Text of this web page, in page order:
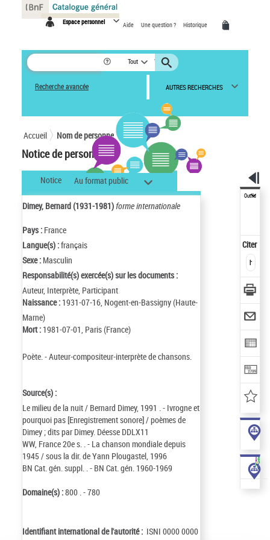
Espace personnel Aide Une question ? Historique
Tout
Recherche avancée AUTRES RECHERCHES
Accueil Nom de personne
Notice de personne
Notice Au format public
Dimey, Bernard (1931-1981)forme internationale
Pays : France
Langue(s) :français
Sexe : Masculin
Responsabilité(s) exercée(s) sur les documents :
Auteur, Interprète, Participant
Naissance : 1931-07-16, Nogent-en-Bassigny (Haute-
Marne)
Mort : 1981-07-01, Paris (France)
Poète. - Auteur-compositeur-interprète de chansons.
Source(s) :
Le milieu de la nuit / Bernard Dimey, 1991 . - Ivrogne et
pourquoi pas [Enregistrement sonore] / poèmes de
Dimey ; dits par Dimey. Déesse DDLX11
WW, France 20e s. . - La chanson mondiale depuis
1945 / sous la dir. de Yann Plougastel, 1996
BN Cat. gén. suppl. . - BN Cat. gén. 1960-1969
Domaine(s) :800 . - 780
Identifiant international de l'autorité : ISNI 0000 0000
Outils
Citer
Panneau de gestion des cookies